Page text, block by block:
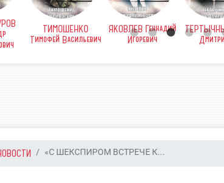
ТИМОШЕНКО
Тимофей Васильевич
ЯКОВЛЕВ Геннадий
Игоревич
«С ШЕКСПИРОМ ВСТРЕЧЕ К...